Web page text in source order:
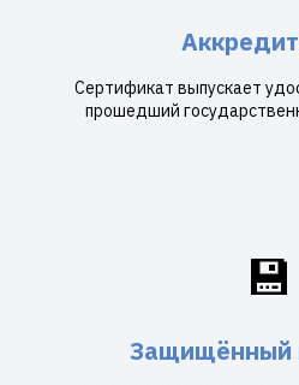
Сертификат выпускает
прошедший
💾
Защищённый